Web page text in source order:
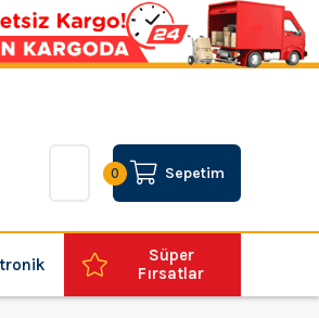
Sepetim
0
Süper
Fırsatlar